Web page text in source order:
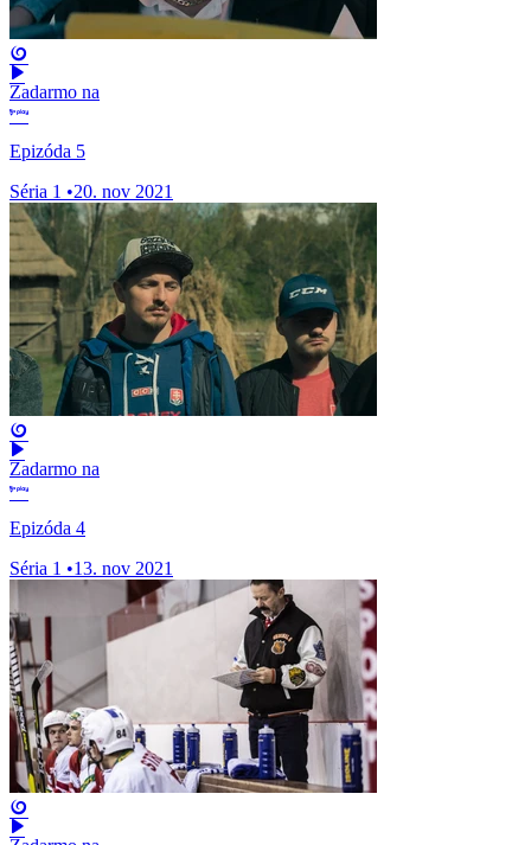
Zadarmo na
Epizóda 5
Séria 1 •20. nov 2021
Zadarmo na
Epizóda 4
Séria 1 •13. nov 2021